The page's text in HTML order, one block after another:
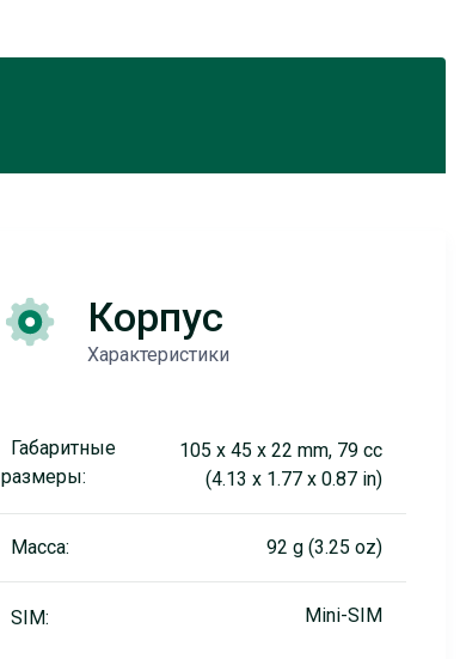
Корпус
Характеристики
Габаритные
размеры:
105 x 45 x 22 mm, 79 cc
(4.13 x 1.77 x 0.87 in)
Масса: 92 g (3.25 oz)
SIM: Mini-SIM